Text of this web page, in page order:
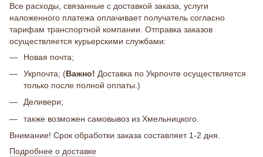
Все расходы, связанные с доставкой заказа, услуги
наложенного платежа оплачивает получатель согласно
тарифам транспортной компании. Отправка заказов
осуществляется курьерскими службами:
Новая почта;
Укрпочта; (Важно! Доставка по Укрпочте осуществляется
только после полной оплаты.)
Деливери;
также возможен самовывоз из Хмельницкого.
Внимание! Срок обработки заказа составляет 1-2 дня.
Подробнее о доставке